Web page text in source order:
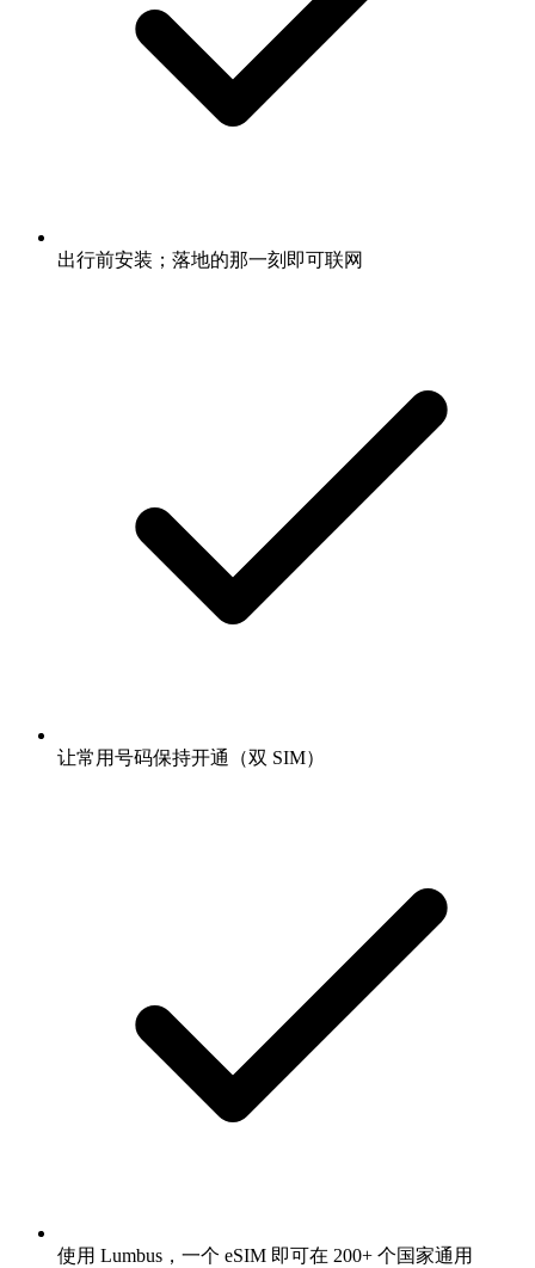
出行前安装；落地的那一刻即可联网
让常用号码保持开通（双 SIM）
使用 Lumbus，一个 eSIM 即可在 200+ 个国家通用